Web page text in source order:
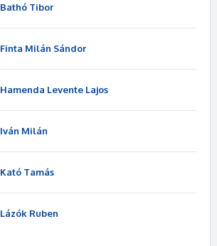
Bathó Tibor
Finta Milán Sándor
Hamenda Levente Lajos
Iván Milán
Kató Tamás
Lázók Ruben